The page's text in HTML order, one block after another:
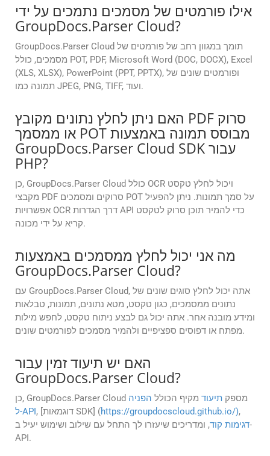
אילו פורמטים של מסמכים נתמכים על ידי
GroupDocs.Parser Cloud?
GroupDocs.Parser Cloud תומך במגוון רחב של פורמטים של
מסמכים, כולל POT, PDF, Microsoft Word (DOC, DOCX), Excel
(XLS, XLSX), PowerPoint (PPT, PPTX), ופורמטים שונים של
תמונה כמו JPEG, PNG, TIFF, ועוד.
האם ניתן לחלץ נתונים מקובץ PDF סרוק
או ממסמך POT מבוסס תמונה באמצעות
GroupDocs.Parser Cloud SDK עבור
PHP?
כן, GroupDocs.Parser Cloud כולל OCR ויכול לחלץ טקסט
מקבצי PDF סרוקים ומסמכים POT על סמך תמונות. ניתן להפעיל
אפשרויות OCR דרך הגדרות API כדי להמיר תוכן סרוק לטקסט
קריא על ידי מכונה.
מה אני יכול לחלץ ממסמכים באמצעות
GroupDocs.Parser Cloud?
עם GroupDocs.Parser Cloud, אתה יכול לחלץ סוגים שונים של
נתונים ממסמכים, כגון טקסט, מטא נתונים, תמונות, טבלאות
ומידע מובנה אחר. אתה יכול גם לבצע ניתוח טקסט, לחפש מילות
מפתח או דפוסים ספציפיים ולהמיר מסמכים לפורמטים שונים.
האם יש תיעוד זמין עבור
GroupDocs.Parser Cloud?
כן, GroupDocs.Parser Cloud מספק תיעוד מקיף הכולל הפניה
ל-API
, [דוגמאות SDK] (https://groupdocscloud.github.io/),
דגימות קוד, ומדריכים שיעזרו לך התחל עם שילוב ושימוש יעיל ב-
API.